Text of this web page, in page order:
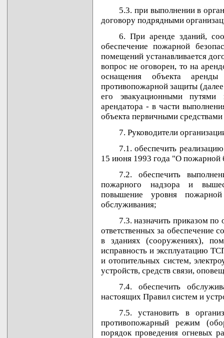
5.3. при выполнении в
договору подрядными
6. При аренде зданий,
обеспечение пожарной
помещений устанавливается
вопрос не оговорен, то на
оснащения объекта аренды
противопожарной защиты
его эвакуационными
арендатора - в части
объекта первичными
7. Руководители
7.1. обеспечить
15 июня 1993 года "О пожарной
7.2. обеспечить
пожарного надзора и
повышение уровня пожарной
обслуживания;
7.3. назначить приказом по
ответственных за обеспечение
в зданиях (сооружениях),
исправность и эксплуатацию
и отопительных систем,
устройств, средств связи,
7.4. обеспечить
настоящих Правил систем и
7.5. установить в
противопожарный режим
порядок проведения огневых